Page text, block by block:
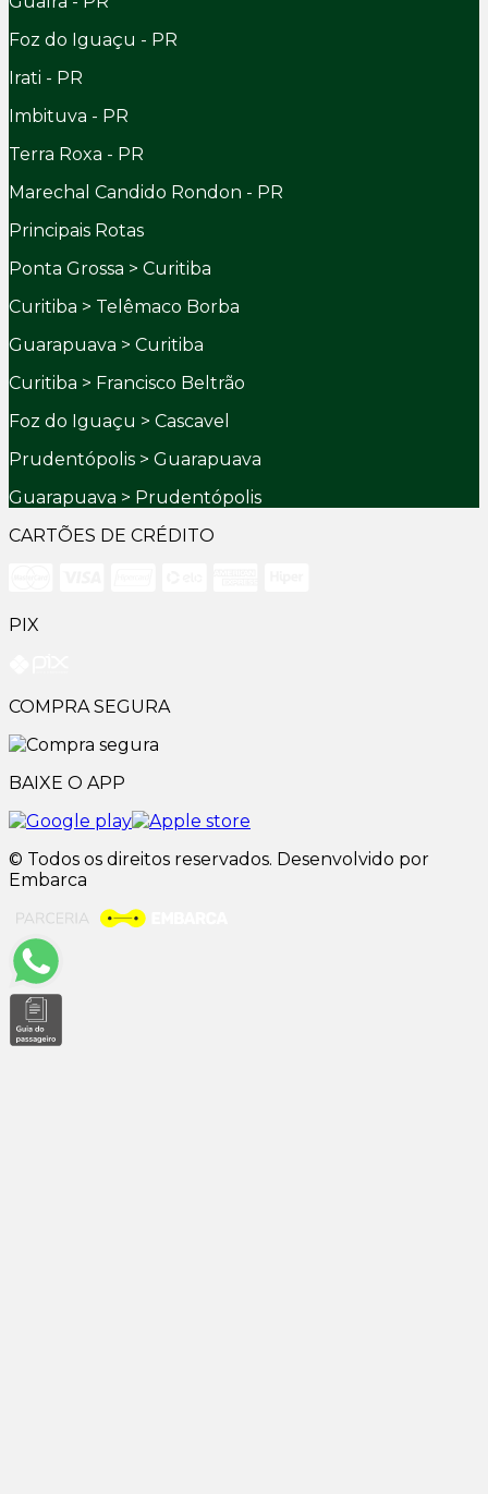
Foz do Iguaçu - PR
Irati - PR
Imbituva - PR
Terra Roxa - PR
Marechal Candido Rondon - PR
Principais Rotas
Ponta Grossa > Curitiba
Curitiba > Telêmaco Borba
Guarapuava > Curitiba
Curitiba > Francisco Beltrão
Foz do Iguaçu > Cascavel
Prudentópolis > Guarapuava
Guarapuava > Prudentópolis
CARTÕES DE CRÉDITO
PIX
COMPRA SEGURA
BAIXE O APP
© Todos os direitos reservados. Desenvolvido por
Embarca